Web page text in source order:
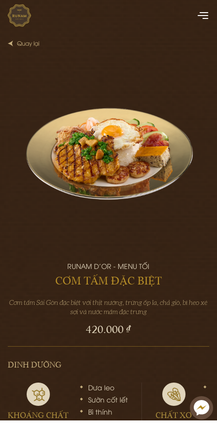
Quay lại
RUNAM D'OR - MENU TỐI
CƠM TẤM ĐẶC BIỆT
Cơm tấm Sài Gòn đặc biệt với thịt nướng, trứng ốp la, chả giò, bì heo xé
sợi và nước mắm đặc trưng
420.000 ₫
DINH DƯỠNG
KHOÁNG CHẤT
Dưa leo
Sườn cốt lết
Bì thính
CHẤT XƠ